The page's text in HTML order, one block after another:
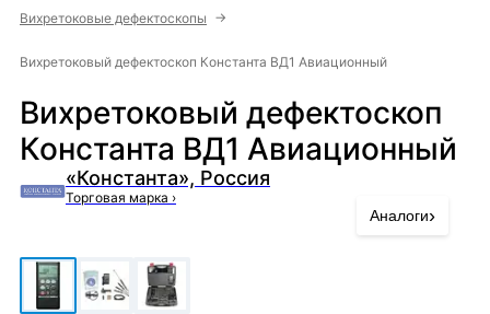
Вихретоковые дефектоскопы →
Вихретоковый дефектоскоп Константа ВД1 Авиационный
Вихретоковый дефектоскоп
Константа ВД1 Авиационный
«Константа», Россия
Торговая марка ›
Аналоги›